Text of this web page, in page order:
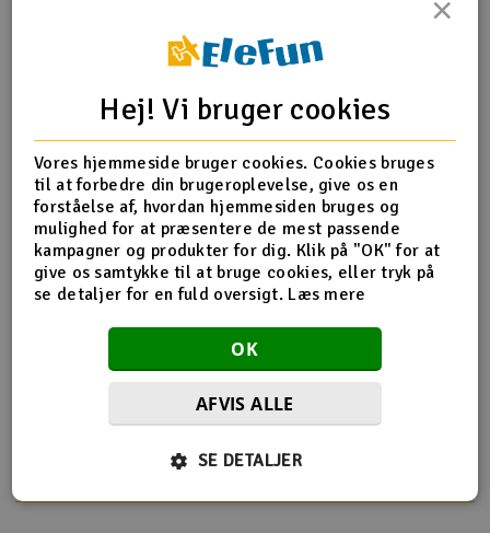
Radio udstyr
Raketter
Scooter & elkøretøj
Slot racing
Smarthjem, leg og hobby
Værktøj, udstyr og tilbehør
Gavekort
Produkt information
OS Glødestik P8 Kold
Kold nok til at overgå det hotteste "varmer". Til Turbo-
hovedmotorer.
Flere så også med
Hej! Vi bruger cookies
Vores hjemmeside bruger cookies. Cookies bruges
til at forbedre din brugeroplevelse, give os en
forståelse af, hvordan hjemmesiden bruges og
mulighed for at præsentere de mest passende
kampagner og produkter for dig. Klik på "OK" for at
give os samtykke til at bruge cookies, eller tryk på
se detaljer for en fuld oversigt. Læs mere
OK
AFVIS ALLE
SE DETALJER